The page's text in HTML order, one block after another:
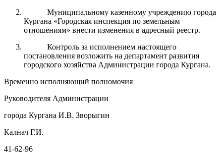
Муниципальному казенному учреждению города
Кургана «Городская инспекция по земельным
отношениям» внести изменения в адресный реестр.
Контроль за исполнением настоящего
постановления возложить на департамент развития
городского хозяйства Администрации города Кургана.
Временно исполняющий полномочия
Руководителя Администрации
города Кургана И.В. Зворыгин
Калнач Г.И.
41-62-96